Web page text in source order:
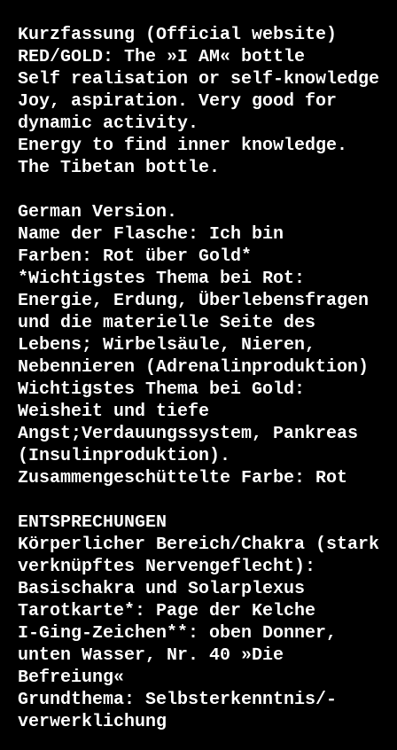
Kurzfassung (Official website)
RED/GOLD: The »I AM« bottle
Self realisation or self-knowledge
Joy, aspiration. Very good for
dynamic activity.
Energy to find inner knowledge.
The Tibetan bottle.
German Version.
Name der Flasche: Ich bin
Farben: Rot über Gold*
*Wichtigstes Thema bei Rot:
Energie, Erdung, Überlebensfragen
und die materielle Seite des
Lebens; Wirbelsäule, Nieren,
Nebennieren (Adrenalinproduktion)
Wichtigstes Thema bei Gold:
Weisheit und tiefe
Angst;Verdauungssystem, Pankreas
(Insulinproduktion).
Zusammengeschüttelte Farbe: Rot
ENTSPRECHUNGEN
Körperlicher Bereich/Chakra (stark
verknüpftes Nervengeflecht):
Basischakra und Solarplexus
Tarotkarte*: Page der Kelche
I-Ging-Zeichen**: oben Donner,
unten Wasser, Nr. 40 »Die
Befreiung«
Grundthema: Selbsterkenntnis/-
verwerklichung